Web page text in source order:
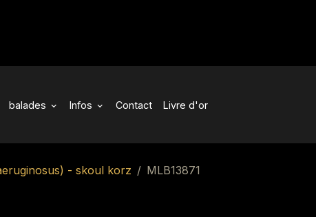
balades Infos Contact Livre d'or
- skoul korz MLB13871